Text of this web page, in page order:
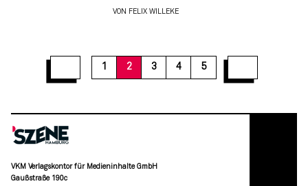
VON FELIX WILLEKE
1 2 3 4 5
VKM Verlagskontor für Medieninhalte GmbH
Gaußstraße 190c